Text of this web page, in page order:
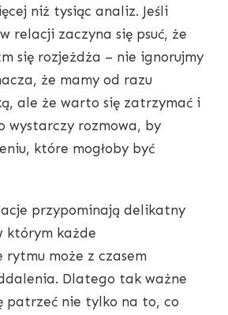
niż tysiąc analiz. Jeśli
relacji zaczyna się psuć, że
się rozjeżdża – nie ignorujmy
że mamy od razu
ale że warto się zatrzymać i
wystarczy rozmowa, by
które mogłoby być
przypominają delikatny
którym każde
rytmu może z czasem
Dlatego tak ważne
patrzeć nie tylko na to, co